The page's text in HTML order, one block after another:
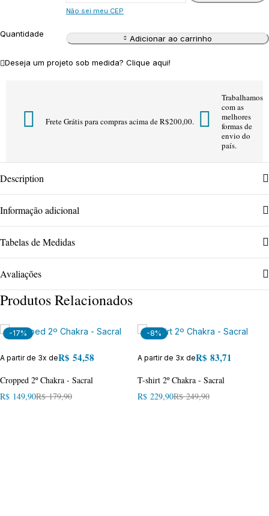
Não sei meu CEP
Quantidade Adicionar ao carrinho
Deseja um projeto sob medida? Clique aqui!
Frete Grátis para compras acima de R$200,00.
Trabalhamos
com as
melhores
formas de
envio do
país.
Description
Informação adicional
Tabelas de Medidas
Avaliações
Produtos Relacionados
-17%
A partir de 3x deR$ 54,58
Cropped 2º Chakra - Sacral
R$179,90
R$ 149,90
-8%
A partir de 3x deR$ 83,71
T-shirt 2º Chakra - Sacral
R$249,90
R$ 229,90